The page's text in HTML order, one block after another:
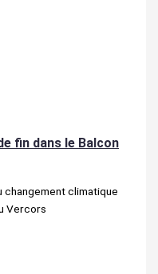
fin dans le Balcon
changement climatique
Vercors